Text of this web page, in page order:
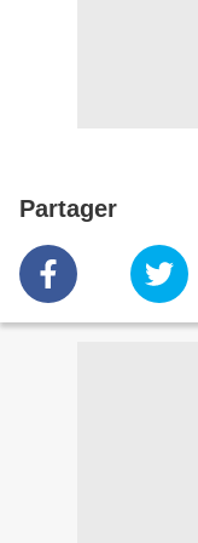
Partager